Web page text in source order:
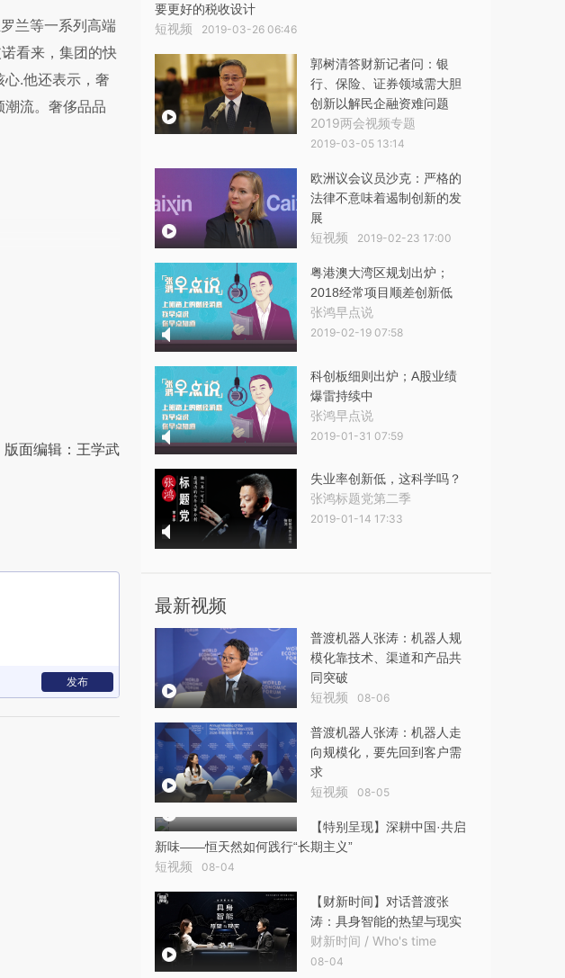
兰等一系列高端
看来，集团的快
.他还表示，奢
流。奢侈品品
面编辑：王学武
发布
要更好的税收设计
短视频 2019-03-26 06:46
郭树清答财新记者问：银
行、保险、证券领域需大胆
创新以解民企融资难问题
2019两会视频专题
2019-03-05 13:14
欧洲议会议员沙克：严格的
法律不意味着遏制创新的发
展
短视频 2019-02-23 17:00
粤港澳大湾区规划出炉；
2018经常项目顺差创新低
张鸿早点说
2019-02-19 07:58
科创板细则出炉；A股业绩
爆雷持续中
张鸿早点说
2019-01-31 07:59
失业率创新低，这科学吗？
张鸿标题党第二季
2019-01-14 17:33
最新视频
普渡机器人张涛：机器人规
模化靠技术、渠道和产品共
同突破
短视频 08-06
普渡机器人张涛：机器人走
向规模化，要先回到客户需
求
短视频 08-05
【特别呈现】深耕中国·共启
新味——恒天然如何践行“长期主义”
短视频 08-04
【财新时间】对话普渡张
涛：具身智能的热望与现实
财新时间 / Who's time
08-04